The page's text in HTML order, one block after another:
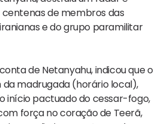
de membros das
e do grupo paramilitar
de Netanyahu, indicou que o
madrugada (horário local),
início pactuado do cessar-fogo,
força no coração de Teerã,